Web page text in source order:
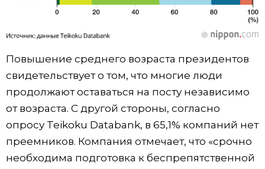
Повышение среднего возраста президентов
свидетельствует о том, что многие люди
продолжают оставаться на посту независимо
от возраста. С другой стороны, согласно
опросу Teikoku Databank, в 65,1% компаний нет
преемников. Компания отмечает, что «срочно
необходима подготовка к беспрепятственной